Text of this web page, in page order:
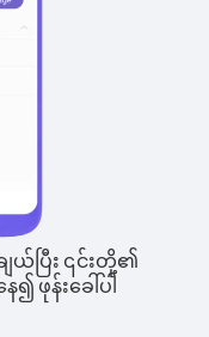
ပြီး ၎င်းတို့၏
ဖုန်းခေါ်ပါ